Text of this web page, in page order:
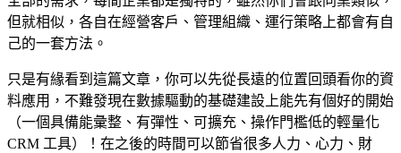
但就相似，各自在經營客戶、管理組織、運行策略上都會有自
己的一套方法。
只是有緣看到這篇文章，你可以先從長遠的位置回頭看你的資
料應用，不難發現在數據驅動的基礎建設上能先有個好的開始
（一個具備能彙整、有彈性、可擴充、操作門檻低的輕量化
CRM 工具）！在之後的時間可以節省很多人力、心力、財